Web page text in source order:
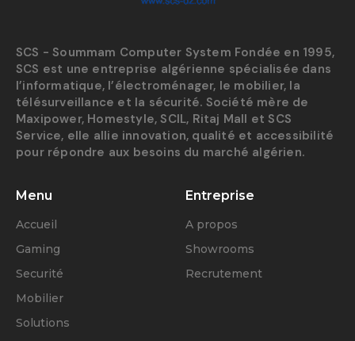
SCS - Soummam Computer System Fondée en 1995,
SCS est une entreprise algérienne spécialisée dans
l’informatique, l’électroménager, le mobilier, la
télésurveillance et la sécurité. Société mère de
Maxipower, Homestyle, SCIL, Ritaj Mall et SCS
Service, elle allie innovation, qualité et accessibilité
pour répondre aux besoins du marché algérien.
Menu
Accueil
Gaming
Securité
Mobilier
Solutions
Entreprise
A propos
Showrooms
Recrutement